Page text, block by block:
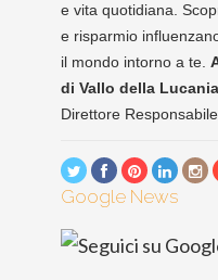
e vita quotidiana.
e risparmio
il mondo intorno a te.
di Vallo della
Direttore
Google News